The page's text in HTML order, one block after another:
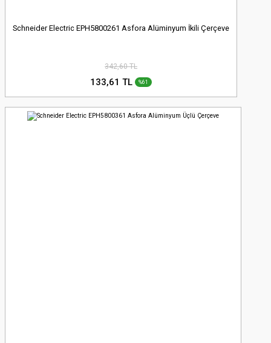
Schneider Electric EPH5800261 Asfora Alüminyum İkili Çerçeve
342,60 TL
133,61 TL %61